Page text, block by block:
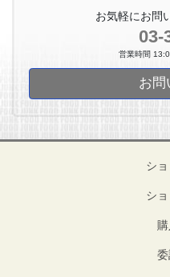
お気軽にお問
03-
営業時間
お問
シ
シ